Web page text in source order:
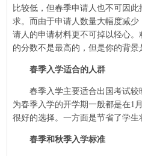
比较低，但春季申请人也不可因
求。而由于申请人数量大幅度减
请人的申请材料更不可掉以轻心
的分数不是最高的，但是你的背景
春季入学适合的人群
春季入学主要适合出国考试较
为春季入学的开学期一般都是在1
很好的选择。一方面是节省了学生
春季和秋季入学标准